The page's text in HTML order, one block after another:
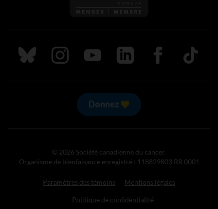
Suivez nous sur Bluesky
Suivez nous sur Instagram
Suivez nous sur Youtube
Suivez nous sur LinkedIn
Suivez nous sur
TikTok
Donnez
© 2026 Société canadienne du cancer.
Organisme de bienfaisance enregistré : 118829803 RR 0001
Paramètres des témoins Mentions légales
Politique de confidentialité